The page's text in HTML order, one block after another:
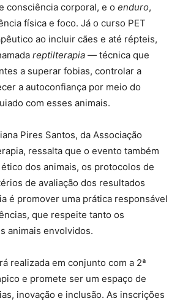
consciência corporal, e o enduro,
física e foco. Já o curso PET
ao incluir cães e até répteis,
reptilterapia — técnica que
a superar fobias, controlar a
a autoconfiança por meio do
com esses animais.
Pires Santos, da Associação
ressalta que o evento também
dos animais, os protocolos de
de avaliação dos resultados
é promover uma prática responsável
que respeite tanto os
animais envolvidos.
realizada em conjunto com a 2ª
e promete ser um espaço de
inovação e inclusão. As inscrições